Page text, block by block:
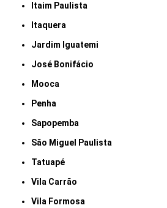
Itaim Paulista
Itaquera
Jardim Iguatemi
José Bonifácio
Mooca
Penha
Sapopemba
São Miguel Paulista
Tatuapé
Vila Carrão
Vila Formosa